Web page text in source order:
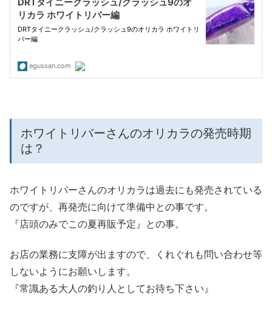
ホワイトリバーさんのオリカラの発売時期
は？
ホワイトリバーさんのオリカラは過去にも発売されている
のですが、再発売に向けて準備中との事です。
『店頭のみでこの夏再販予定』との事。
お店の業務に支障が出ますので、くれぐれも問い合わせ等
しないようにお願いします。
『常識ある大人の釣り人としてお待ち下さい』